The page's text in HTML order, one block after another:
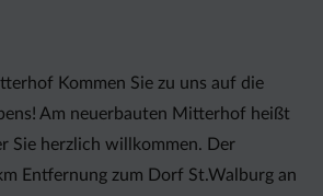
Kommen Sie zu uns auf die
Am neuerbauten Mitterhof heißt
Sie herzlich willkommen. Der
Entfernung zum Dorf St.Walburg an